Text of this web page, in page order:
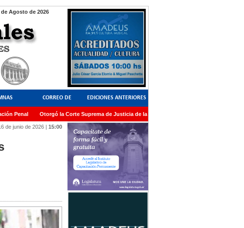
Agosto de 2026
CORREO DE
LECTORES
EDICIONES ANTERIORES
Penal Otorgó la Corte Suprema de Justicia de la Nación una medalla al Dr. Raul
de junio de 2026| 15:00